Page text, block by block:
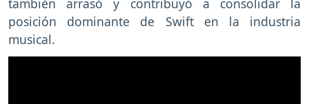
posición dominante de Swift en la industria
musical.